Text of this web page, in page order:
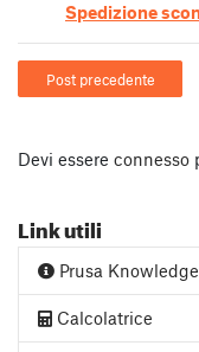
Spedizione
Post precedente
Devi essere connesso
Link utili
Prusa
Calcolatrice